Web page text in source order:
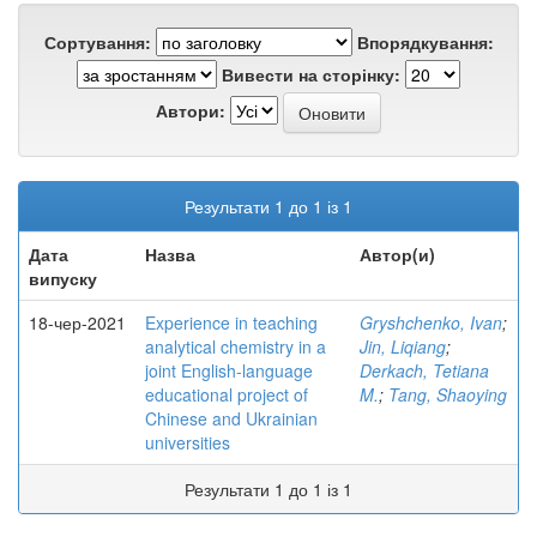
Сортування:
Впорядкування:
Вивести на сторінку:
Автори:
Результати 1 до 1 із 1
Дата
випуску
Назва Автор(и)
18-чер-2021
Experience in teaching
analytical chemistry in a
joint English-language
educational project of
Chinese and Ukrainian
universities
Gryshchenko, Ivan;
Jin, Liqiang;
Derkach, Tetiana
M.; Tang, Shaoying
Результати 1 до 1 із 1